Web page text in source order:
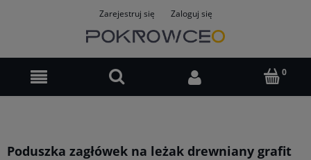
Zarejestruj się Zaloguj się
Poduszka zagłówek na leżak drewniany grafit